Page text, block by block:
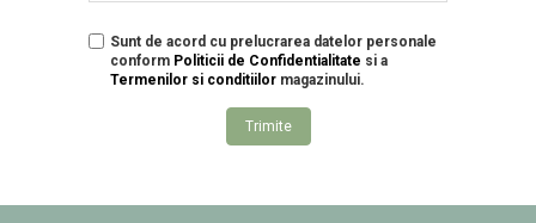
Sunt de acord cu prelucrarea datelor personale
conform Politicii de Confidentialitate si a
Termenilor si conditiilor magazinului.
Trimite